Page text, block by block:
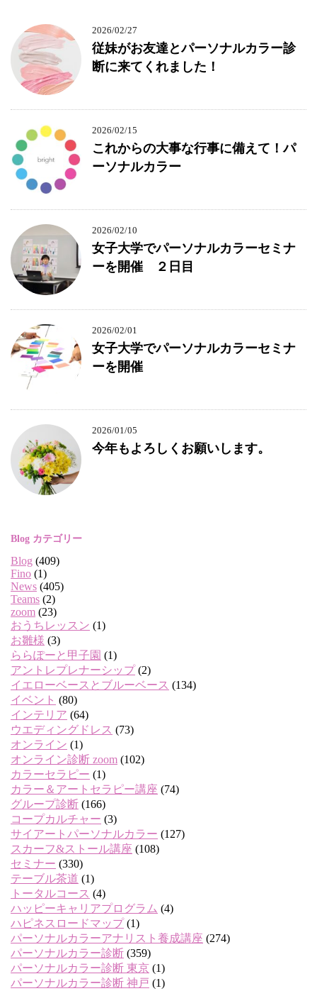
2026/02/27
従妹がお友達とパーソナルカラー診
断に来てくれました！
2026/02/15
これからの大事な行事に備えて！パ
ーソナルカラー
2026/02/10
女子大学でパーソナルカラーセミナ
ーを開催 ２日目
2026/02/01
女子大学でパーソナルカラーセミナ
ーを開催
2026/01/05
今年もよろしくお願いします。
Blog カテゴリー
Blog (409)
Fino (1)
News (405)
Teams (2)
zoom (23)
おうちレッスン (1)
お雛様 (3)
ららぽーと甲子園 (1)
アントレプレナーシップ(2)
イエローベースとブルーベース (134)
イベント (80)
インテリア (64)
ウエディングドレス (73)
オンライン (1)
オンライン診断 zoom (102)
カラーセラピー (1)
カラー＆アートセラピー講座 (74)
グループ診断 (166)
コープカルチャー (3)
サイアートパーソナルカラー (127)
スカーフ&ストール講座 (108)
セミナー (330)
テーブル茶道 (1)
トータルコース (4)
ハッピーキャリアプログラム (4)
ハピネスロードマップ(1)
パーソナルカラーアナリスト養成講座 (274)
パーソナルカラー診断 (359)
パーソナルカラー診断 東京 (1)
パーソナルカラー診断 神戸 (1)